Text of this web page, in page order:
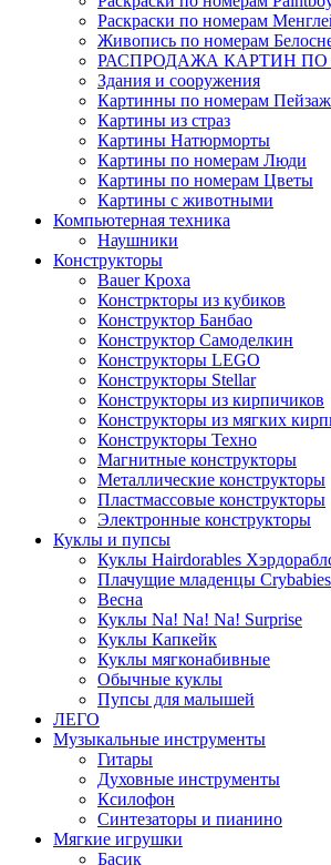
Раскраски по номерам
Живопись по номерам
РАСПРОДАЖА КАРТИН
Здания и сооружения
Картинны по номерам
Картины из страз
Картины Натюрморты
Картины по номерам Люди
Картины по номерам Цветы
Картины с животными
Компьютерная техника
Наушники
Конструкторы
Bauer Кроха
Констркторы из кубиков
Конструктор Банбао
Конструктор Самоделкин
Конструкторы LEGO
Конструкторы Stellar
Конструкторы из кирпичиков
Конструкторы из мягких
Конструкторы Техно
Магнитные конструкторы
Металлические конструкторы
Пластмассовые конструкторы
Электронные конструкторы
Куклы и пупсы
Куклы Hairdorables
Плачущие младенцы Crybabies
Весна
Куклы Na! Na! Na! Surprise
Куклы Капкейк
Куклы мягконабивные
Обычные куклы
Пупсы для малышей
ЛЕГО
Музыкальные инструменты
Гитары
Духовные инструменты
Ксилофон
Синтезаторы и пианино
Мягкие игрушки
Басик